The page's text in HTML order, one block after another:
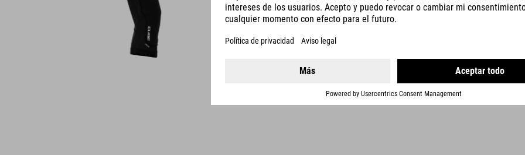
DETALLES